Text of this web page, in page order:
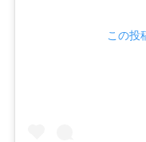
この投